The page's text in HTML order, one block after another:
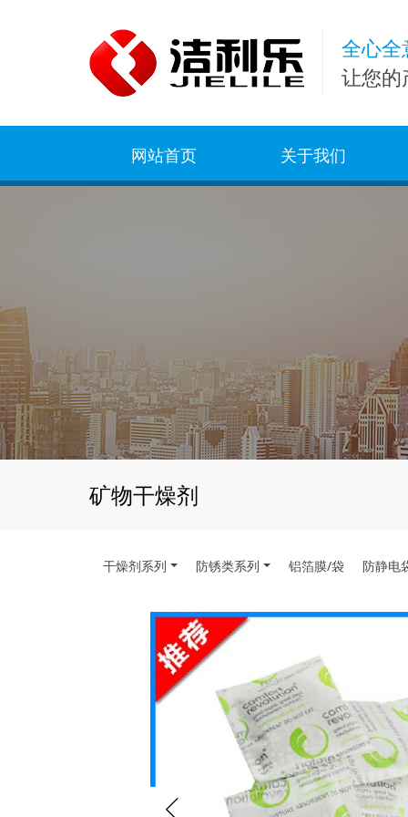
全心全
让您的
网站首页 关于我们
矿物干燥剂
干燥剂系列 防锈类系列 铝箔膜/袋 防静电